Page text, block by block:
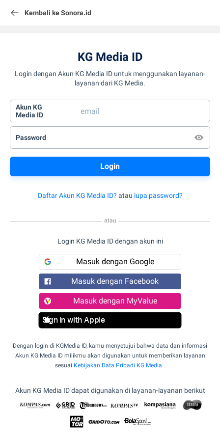
Kembali ke Sonora.id
KG Media ID
Login dengan Akun KG Media ID untuk menggunakan layanan-
layanan dari KG Media.
Akun KG
Media ID
Password
Daftar Akun KG Media ID? atau lupa password?
atau
Login KG Media ID dengan akun ini
Masuk dengan Google
Masuk dengan Facebook
Masuk dengan MyValue
Sign in with Apple
Dengan login di KGMedia ID, kamu menyetujui bahwa data dan informasi
Akun KG Media ID milikmu akan digunakan untuk memberikan layanan
sesuai Kebijakan Data Pribadi KG Media .
Akun KG Media ID dapat digunakan di layanan-layanan berikut